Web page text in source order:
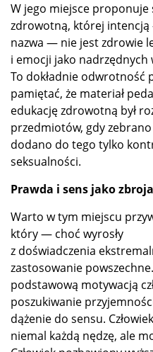
W jego miejsce proponuje
zdrowotną, której
nazwa — nie jest zdrowie
i emocji jako nadrzędnych
To dokładnie odwrotność
pamiętać, że materiał
edukację zdrowotną był
przedmiotów, gdy
dodano do tego tylko
seksualności.
Prawda i sens jako zbroja
Warto w tym miejscu
który — choć wyrosły
z doświadczenia
zastosowanie
podstawową motywacją
poszukiwanie
dążenie do sensu.
niemal każdą nędzę, ale